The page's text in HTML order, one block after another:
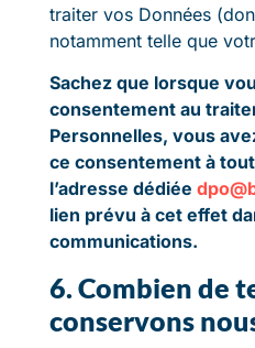
traiter vos Données
notamment telle que
Sachez que lorsque
consentement au
Personnelles, vous
ce consentement à
l’adresse dédiée
lien prévu à cet effet
communications.
6. Combien de
conservons